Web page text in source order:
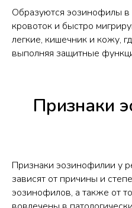
Образуются эозинофилы в
кровоток и быстро
легкие, кишечник и кожу,
выполняя защитные
Признаки
Признаки эозинофилии у
зависят от причины и
эозинофилов, а также от